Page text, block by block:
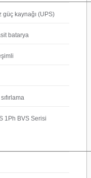
güç kaynağı (UPS)
batarya
1Ph BVS Serisi